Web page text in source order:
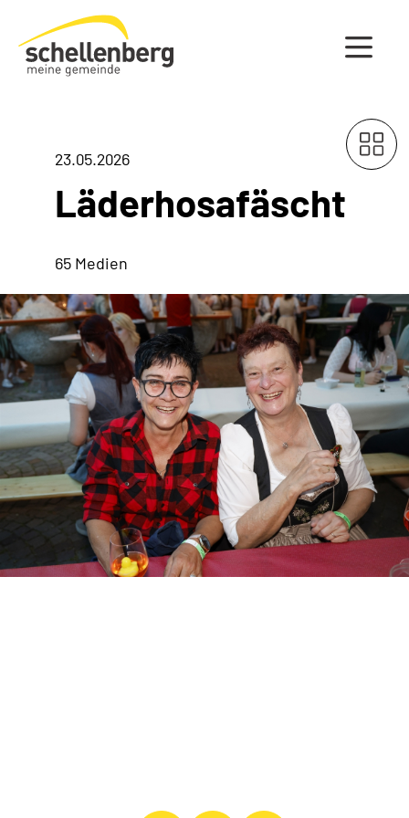
Gemeinde Schellenberg Startseite
23.05.2026
Läderhosafäscht
65 Medien